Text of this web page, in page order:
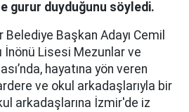
gurur duyduğunu söyledi.
Başkan Adayı Cemil
İnönü Lisesi Mezunlar ve
hayatına yön veren
ve okul arkadaşlarıyla bir
arkadaşlarına İzmir'de iz